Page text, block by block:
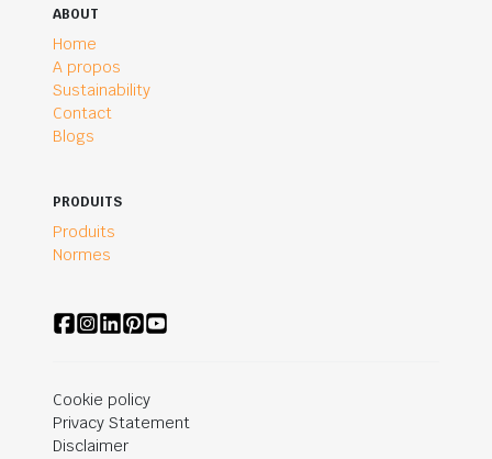
ABOUT
Home
A propos
Sustainability
Contact
Blogs
PRODUITS
Produits
Normes
Cookie policy
Privacy Statement
Disclaimer